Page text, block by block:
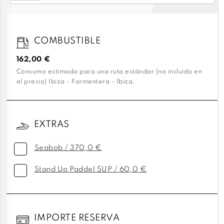
COMBUSTIBLE
162,00 €
Consumo estimado para una ruta estándar (no incluido en
el precio) Ibiza - Formentera - Ibiza.
EXTRAS
Seabob / 370,0 €
Stand Up Paddel SUP / 60,0 €
IMPORTE RESERVA